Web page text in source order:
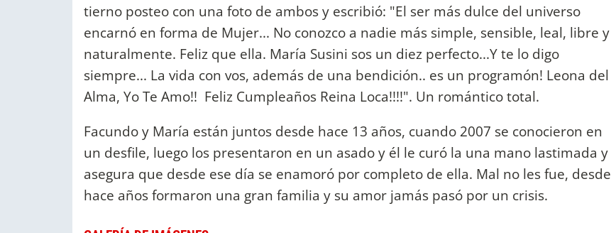
tierno posteo con una foto de ambos y escribió: "El ser más dulce del universo
encarnó en forma de Mujer... No conozco a nadie más simple, sensible, leal, libre y
naturalmente. Feliz que ella. María Susini sos un diez perfecto...Y te lo digo
siempre... La vida con vos, además de una bendición.. es un programón! Leona del
Alma, Yo Te Amo!! Feliz Cumpleaños Reina Loca!!!!". Un romántico total.
Facundo y María están juntos desde hace 13 años, cuando 2007 se conocieron en
un desfile, luego los presentaron en un asado y él le curó la una mano lastimada y
asegura que desde ese día se enamoró por completo de ella. Mal no les fue, desde
hace años formaron una gran familia y su amor jamás pasó por un crisis.